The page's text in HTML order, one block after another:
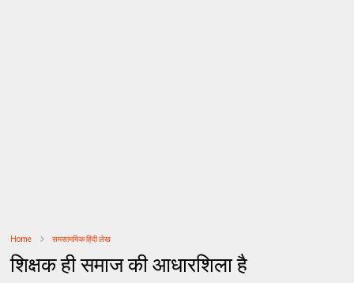
Home समसामयिक हिंदी लेख
शिक्षक ही समाज की आधारशिला है